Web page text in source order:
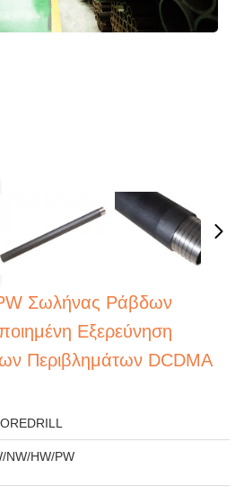
Σωλήνας Ράβδων
Εξερεύνηση
Περιβλημάτων DCDMA
NW/HW/PW